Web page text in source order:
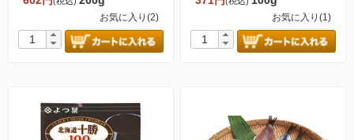
お気に入り(2) お気に入り(1)